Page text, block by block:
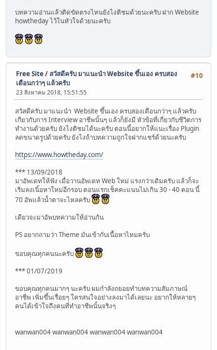
บทความอ่านแล้วติดขัดตรงไหนยังไงติชมด้วยนะครับ ฝาก Website
howtheday ไว้ในหัวใจด้วยนะครับ
#10
Free Site/ สวัสดีครับ มาแนะนำ Website ขึ้นเอง ครบสอง
เดือนกว่าๆ แล้วครับ
23 สิงหาคม 2018, 15:51:55
สวัสดีครับ มาแนะนำ Website ขึ้นเอง ครบสองเดือนกว่าๆ แล้วครับ
เกียวกับการ Interview อาชีพนั้นๆ แล้วก็ยังมี หัวข้อที่เกี่ยวกับชีวิตการ
ทำงานด้วยครับ ยังไงติชมได้นะครับ ตอนนี้อยากให้แนะเรื่อง Plugin
ลดขนาดรูปด้วยครับ ยังไงถ้าบทความถูกใจฝากแชร์ด้วยนะครับ
https://www.howtheday.com/
*** 13/09/2018
มาอัพเดทให้ฟัง เมื่อวานอัพเดท Web ใหม่ แรงกว่าเดิมครับ แล้วก็จะ
เริ่มลงเนิ้อหาใหม่อีกรอบ ตอนแรกเช็คคะแนนไม่เกิน 30 - 40 ตอน นี้
70 อัพแล้วน้ำตาจะไหลครับ
เดียวจะมาอัพบทความให้อ่านกัน
PS อยากถามว่า Theme มันเข้ากับเนื้อหาไหมครับ
ขอบคุณทุกคนนะครับ
*** 01/07/2019
ขอบคุณทุกคนมากๆ นะครับ ผมกำลังถยอยทำบทความสัมภาษณ์
อาชีพ เพิ่มขึ้นเรื่อยๆ ใครสนใจอย่างลงมาได้เลยนะ อยากให้หลายๆ
คนได้เข้าใจถึงคนที่ทำอาชีพนั้นจริงๆ
wanwan004 wanwan004 wanwan004 wanwan004